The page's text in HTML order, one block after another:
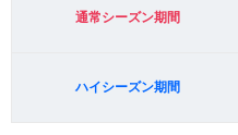
通常シーズン期間
ハイシーズン期間